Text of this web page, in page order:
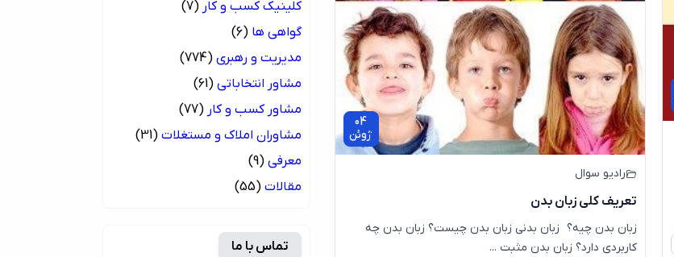
04
ژوئن
رادیو سوال
تعریف کلی زبان بدن
زبان بدن چیه؟ زبان بدنی زبان بدن چیست؟ زبان بدن چه
کاربردی دارد؟ زبان بدن مثبت ...
کلینیک کسب و کار (7)
گواهی ها (6)
مدیریت و رهبری (774)
مشاور انتخاباتی (61)
مشاور کسب و کار (77)
مشاوران املاک و مستغلات (31)
معرفی (9)
مقالات (55)
تماس با ما